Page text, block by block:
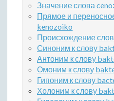
Значение слова
Прямое и
kenozoiko
Происхождение
Синоним к слову
Антоним к слову
Омоним к слову
Гипоним к слову
Холоним к слову